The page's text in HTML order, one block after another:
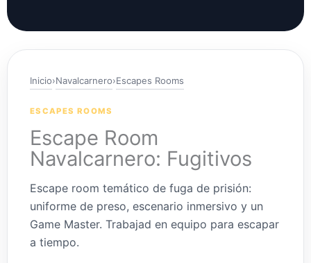
Inicio›Navalcarnero›Escapes Rooms
ESCAPES ROOMS
Escape Room
Navalcarnero: Fugitivos
Escape room temático de fuga de prisión:
uniforme de preso, escenario inmersivo y un
Game Master. Trabajad en equipo para escapar
a tiempo.